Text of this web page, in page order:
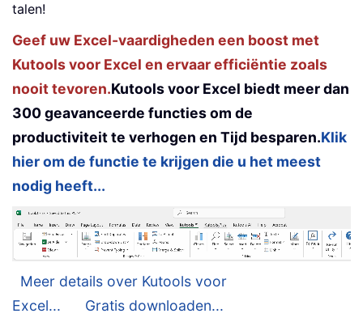
talen!
Geef uw Excel-vaardigheden een boost met
Kutools voor Excel en ervaar efficiëntie zoals
nooit tevoren.Kutools voor Excel biedt meer dan
300 geavanceerde functies om de
productiviteit te verhogen en Tijd besparen.Klik
hier om de functie te krijgen die u het meest
nodig heeft...
Meer details over Kutools voor
Excel...
Gratis downloaden...